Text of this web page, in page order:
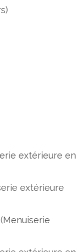
extérieure en
extérieure